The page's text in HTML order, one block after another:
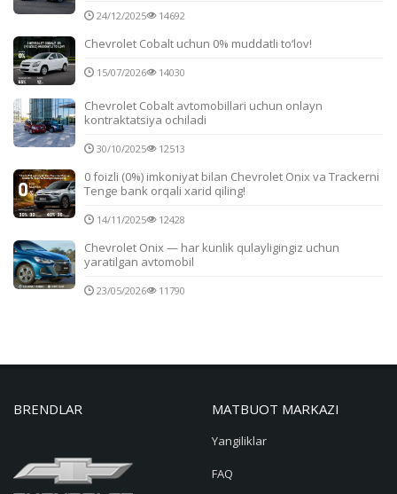
24/12/2025 14692
Chevrolet Cobalt uchun 0% muddatli to‘lov!
15/07/2026 14030
Chevrolet Cobalt avtomobillari uchun onlayn
kontraktatsiya ochiladi
30/10/2025 12513
0 foizli (0%) imkoniyat bilan Chevrolet Onix va Trackerni
Tenge bank orqali xarid qiling!
14/11/2025 12428
Chevrolet Onix — har kunlik qulayligingiz uchun
yaratilgan avtomobil
23/05/2026 11790
BRENDLAR MATBUOT MARKAZI
Yangiliklar
FAQ